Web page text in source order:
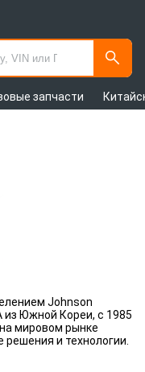
запчасти
Johnson
из Южной Кореи, с 1985
мировом рынке
и технологии.